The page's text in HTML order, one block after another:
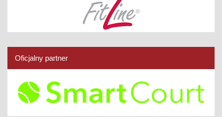
Oficjalny partner